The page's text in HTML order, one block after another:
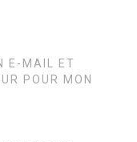
E-MAIL ET
POUR MON